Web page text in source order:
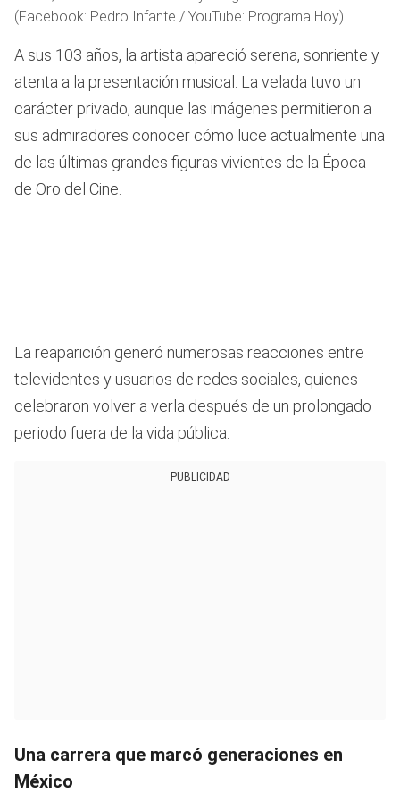
(Facebook: Pedro Infante / YouTube: Programa Hoy)
A sus 103 años, la artista apareció serena, sonriente y
atenta a la presentación musical. La velada tuvo un
carácter privado, aunque las imágenes permitieron a
sus admiradores conocer cómo luce actualmente una
de las últimas grandes figuras vivientes de la Época
de Oro del Cine.
La reaparición generó numerosas reacciones entre
televidentes y usuarios de redes sociales, quienes
celebraron volver a verla después de un prolongado
periodo fuera de la vida pública.
PUBLICIDAD
Una carrera que marcó generaciones en
México